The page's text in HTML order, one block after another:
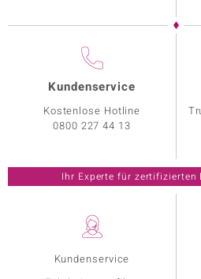
Kundenservice
Kundenservice
Kostenlose Hotline
0800 227 44 13
Ihr Experte für zertifizierten